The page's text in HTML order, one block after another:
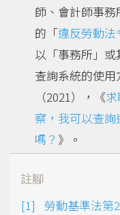
師、會計師事
的「違反勞動
以「事務所」或
查詢系統的使
（2021），《
察，我可以查
嗎？ 》。
註腳
勞動基準法第